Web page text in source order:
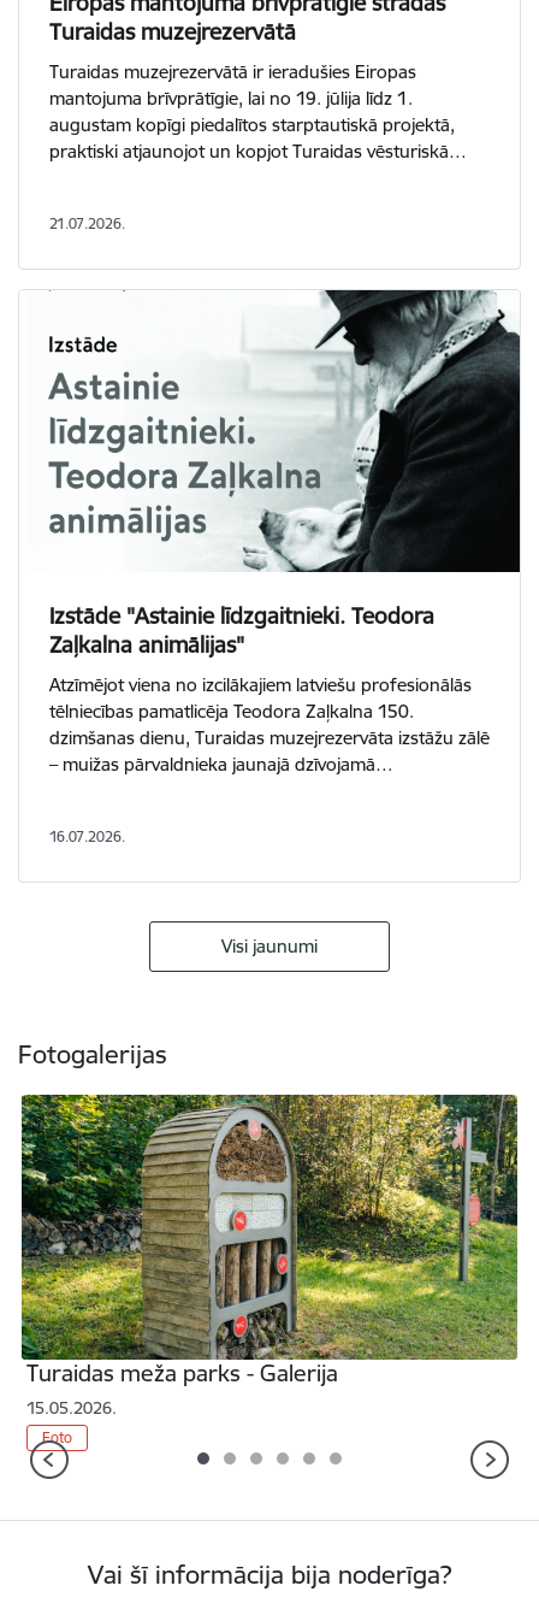
Turaidas muzejrezervātā
Turaidas muzejrezervātā ir ieradušies Eiropas
mantojuma brīvprātīgie, lai no 19. jūlija līdz 1.
augustam kopīgi piedalītos starptautiskā projektā,
praktiski atjaunojot un kopjot Turaidas vēsturiskā…
21.07.2026.
Izstāde "Astainie līdzgaitnieki. Teodora
Zaļkalna animālijas"
Atzīmējot viena no izcilākajiem latviešu profesionālās
tēlniecības pamatlicēja Teodora Zaļkalna 150.
dzimšanas dienu, Turaidas muzejrezervāta izstāžu zālē
– muižas pārvaldnieka jaunajā dzīvojamā…
16.07.2026.
Visi jaunumi
Fotogalerijas
lv/galerija/ekspozicija-muizas-kalpones-lizes-istaba-galerija
Atvērt Turaidas meža parks - Galerija /lv/galerija/turaidas-
Turaidas meža parks - Galerija
15.05.2026.
FotoIepriekšējais
Vai šī informācija bija noderīga?